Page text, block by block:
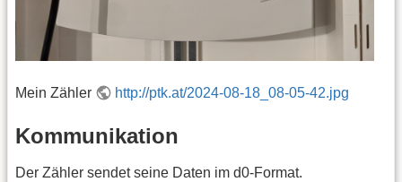
Mein Zähler http://ptk.at/2024-08-18_08-05-42.jpg
Kommunikation
Der Zähler sendet seine Daten im d0-Format.